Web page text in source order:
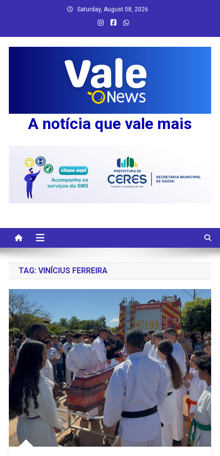
Saturday, August 08, 2026
A notícia que vale mais
TAG: VINÍCIUS FERREIRA